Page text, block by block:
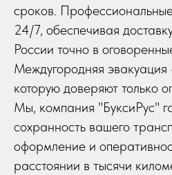
сроков.
24/7, обеспечивая
России точно в
Междугородняя
которую доверяют только
Мы, компания "БуксиРус"
сохранность вашего
оформление и
расстоянии в тысячи